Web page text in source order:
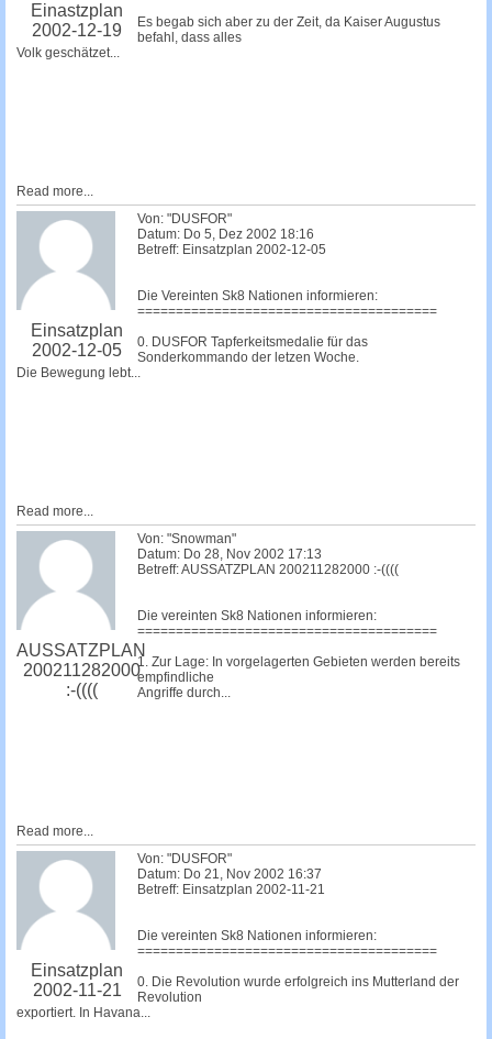
Einastzplan
2002-12-19
Es begab sich aber zu der Zeit, da Kaiser Augustus
befahl, dass alles
Volk geschätzet...
Read more...
Einsatzplan
2002-12-05
Von: "DUSFOR"
Datum: Do 5, Dez 2002 18:16
Betreff: Einsatzplan 2002-12-05
Die Vereinten Sk8 Nationen informieren:
=======================================
0. DUSFOR Tapferkeitsmedalie für das
Sonderkommando der letzen Woche.
Die Bewegung lebt...
Read more...
AUSSATZPLAN
200211282000
:-((((
Von: "Snowman"
Datum: Do 28, Nov 2002 17:13
Betreff: AUSSATZPLAN 200211282000 :-((((
Die vereinten Sk8 Nationen informieren:
=======================================
1. Zur Lage: In vorgelagerten Gebieten werden bereits
empfindliche
Angriffe durch...
Read more...
Einsatzplan
2002-11-21
Von: "DUSFOR"
Datum: Do 21, Nov 2002 16:37
Betreff: Einsatzplan 2002-11-21
Die vereinten Sk8 Nationen informieren:
=======================================
0. Die Revolution wurde erfolgreich ins Mutterland der
Revolution
exportiert. In Havana...